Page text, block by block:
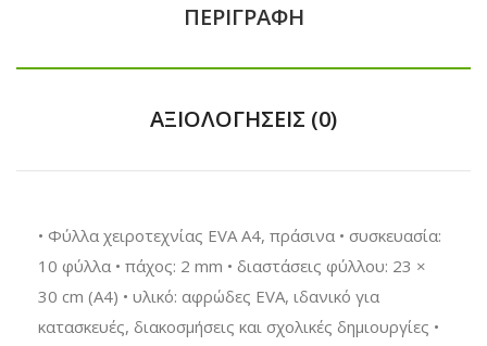
ΠΕΡΙΓΡΑΦΉ
ΑΞΙΟΛΟΓΉΣΕΙΣ (0)
• Φύλλα χειροτεχνίας EVA A4, πράσινα • συσκευασία:
10 φύλλα • πάχος: 2 mm • διαστάσεις φύλλου: 23 ×
30 cm (A4) • υλικό: αφρώδες EVA, ιδανικό για
κατασκευές, διακοσμήσεις και σχολικές δημιουργίες •